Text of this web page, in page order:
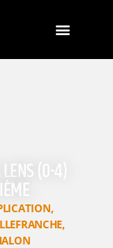
LENS (0-4)
,
,